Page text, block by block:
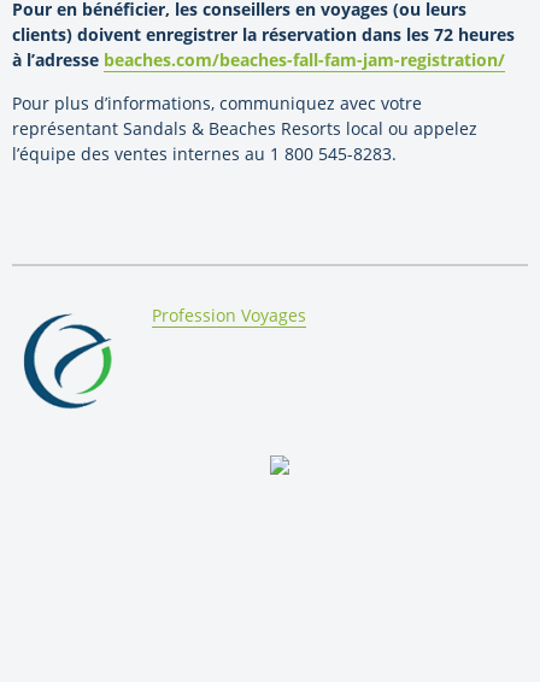
Pour en bénéficier, les conseillers en voyages (ou leurs
clients) doivent enregistrer la réservation dans les 72 heures
à l’adresse beaches.com/beaches-fall-fam-jam-registration/
Pour plus d’informations, communiquez avec votre
représentant Sandals & Beaches Resorts local ou appelez
l’équipe des ventes internes au 1 800 545-8283.
By:
Profession Voyages